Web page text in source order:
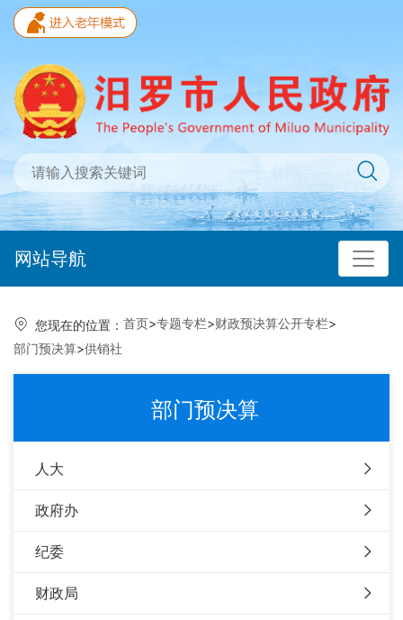
网站导航
您现在的位置： 首页>专题专栏>财政预决算公开专栏>
部门预决算>供销社
部门预决算
人大
政府办
纪委
财政局